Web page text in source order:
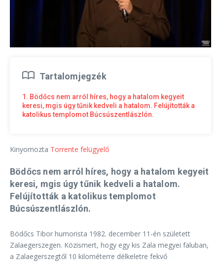
Tartalomjegzék
1. Bödőcs nem arról híres, hogy a hatalom kegyeit
keresi, mgis úgy tűnik kedveli a hatalom. Felújították a
katolikus templomot Búcsúszentlászlón.
Kinyomozta Torrente felügyelő
Bödőcs nem arról híres, hogy a hatalom kegyeit
keresi, mgis úgy tűnik kedveli a hatalom.
Felújították a katolikus templomot
Búcsúszentlászlón.
Bödőcs Tibor humorista 1982. december 11-én született
Zalaegerszegen. Közismert, hogy egy kis Zala megyei faluban,
a Zalaegerszegtől 10 kilométerre délkeletre fekvő